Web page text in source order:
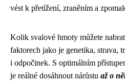
vést k přetížení, zraněním a
Kolik svalové hmoty můžete
faktorech jako je genetika, strava,
i odpočinek. S optimálním
je reálné dosáhnout nárůstu až o